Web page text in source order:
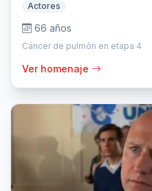
Actores
66 años
Cáncer de pulmón en etapa 4
Ver homenaje